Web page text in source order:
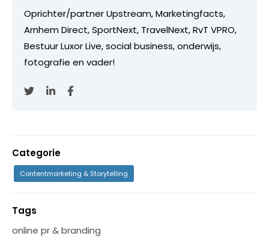
Oprichter/partner Upstream, Marketingfacts,
Arnhem Direct, SportNext, TravelNext, RvT VPRO,
Bestuur Luxor Live, social business, onderwijs,
fotografie en vader!
Categorie
Contentmarketing & Storytelling
Tags
online pr & branding